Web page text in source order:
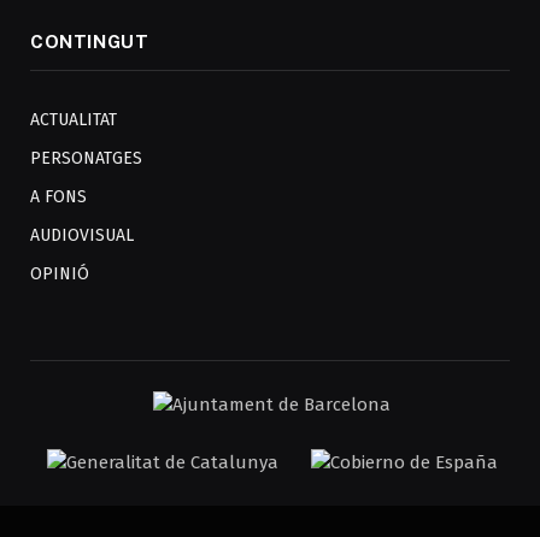
CONTINGUT
ACTUALITAT
PERSONATGES
A FONS
AUDIOVISUAL
OPINIÓ